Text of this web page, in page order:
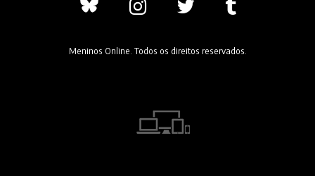
Meninos Online. Todos os direitos reservados.